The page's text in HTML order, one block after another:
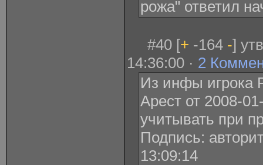
рожа" ответил
#40 [+ -164 -]
14:36:00 · 2
Из инфы игрока
Арест от 2008-
учитывать при
Подпись:
13:09:14